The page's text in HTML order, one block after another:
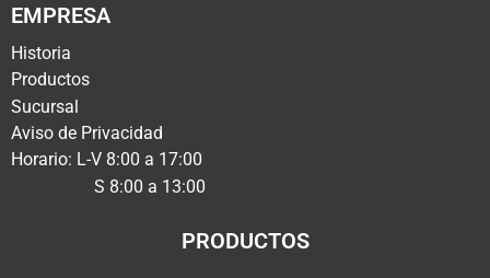
EMPRESA
Historia
Productos
Sucursal
Aviso de Privacidad
Horario: L-V 8:00 a 17:00
S 8:00 a 13:00
PRODUCTOS